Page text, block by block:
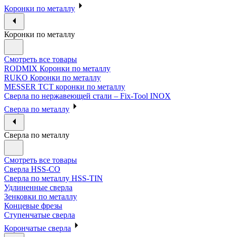
Коронки по металлу
Коронки по металлу
Смотреть все товары
RODMIX Коронки по металлу
RUKO Коронки по металлу
MESSER ТСТ коронки по металлу
Сверла по нержавеющей стали – Fix-Tool INOX
Сверла по металлу
Сверла по металлу
Смотреть все товары
Сверла HSS-CO
Сверла по металлу HSS-TIN
Удлиненные сверла
Зенковки по металлу
Концевые фрезы
Ступенчатые сверла
Корончатые сверла